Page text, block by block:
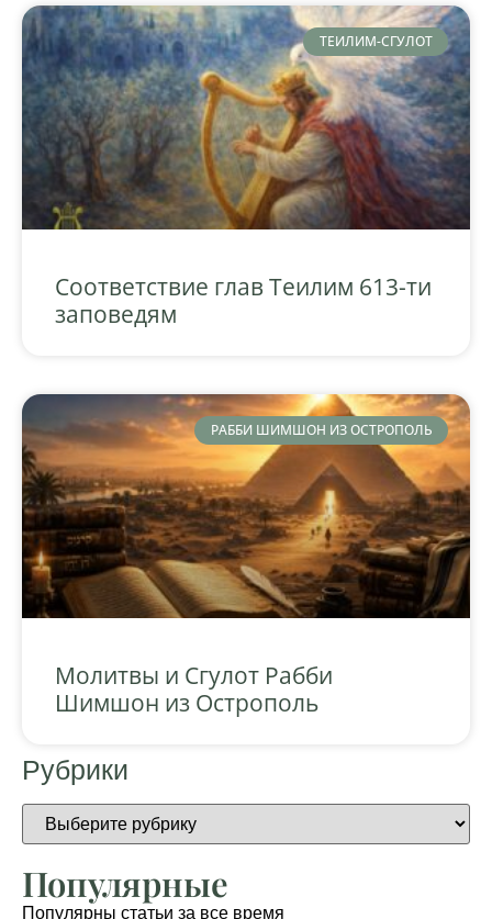
ТЕИЛИМ-СГУЛОТ
Соответствие глав Теилим 613-ти
заповедям
РАББИ ШИМШОН ИЗ ОСТРОПОЛЬ
Молитвы и Сгулот Рабби
Шимшон из Острополь
Рубрики
Популярные
Популярны статьи за все время